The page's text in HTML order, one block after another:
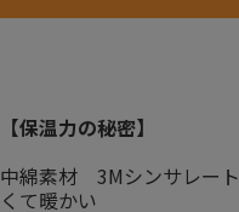
【保温力の秘密】
中綿素材 3Mシンサレート
くて暖かい